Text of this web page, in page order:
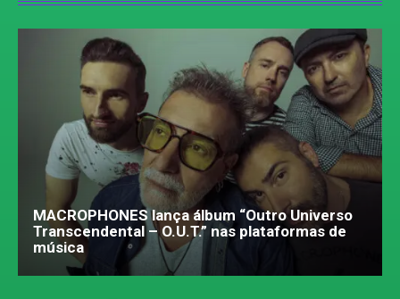
MACROPHONES lança álbum “Outro Universo
Transcendental – O.U.T.” nas plataformas de
música